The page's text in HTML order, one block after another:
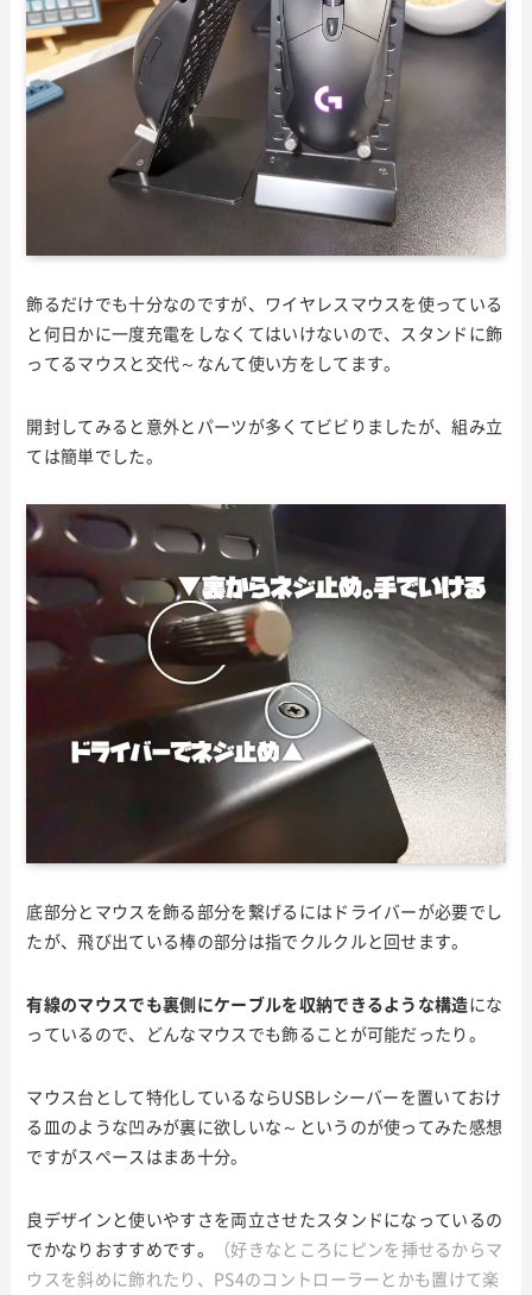
飾るだけでも十分なのですが、ワイヤレスマウスを使っている
と何日かに一度充電をしなくてはいけないので、スタンドに飾
ってるマウスと交代～なんて使い方をしてます。
開封してみると意外とパーツが多くてビビりましたが、組み立
ては簡単でした。
底部分とマウスを飾る部分を繋げるにはドライバーが必要でし
たが、飛び出ている棒の部分は指でクルクルと回せます。
有線のマウスでも裏側にケーブルを収納できるような構造にな
っているので、どんなマウスでも飾ることが可能だったり。
マウス台として特化しているならUSBレシーバーを置いておけ
る皿のような凹みが裏に欲しいな～というのが使ってみた感想
ですがスペースはまあ十分。
良デザインと使いやすさを両立させたスタンドになっているの
でかなりおすすめです。
（好きなところにピンを挿せるからマ
ウスを斜めに飾れたり、PS4のコントローラーとかも置けて楽